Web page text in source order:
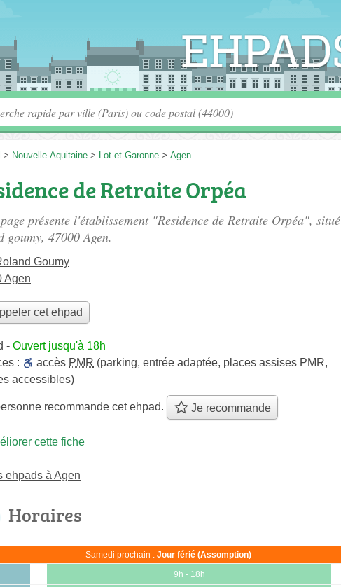
> Nouvelle-Aquitaine > Lot-et-Garonne > Agen
de Retraite Orpéa
présente l'établissement "Residence de Retraite Orpéa", situé
goumy, 47000 Agen.
Goumy
Agen
cet ehpad
- Ouvert jusqu'à 18h
:
accès PMR (parking, entrée adaptée, places assises PMR,
accessibles)
recommande cet ehpad. Je recommande
cette fiche
ehpads à Agen
Horaires
Samedi prochain : Jour férié (Assomption)
9h - 18h